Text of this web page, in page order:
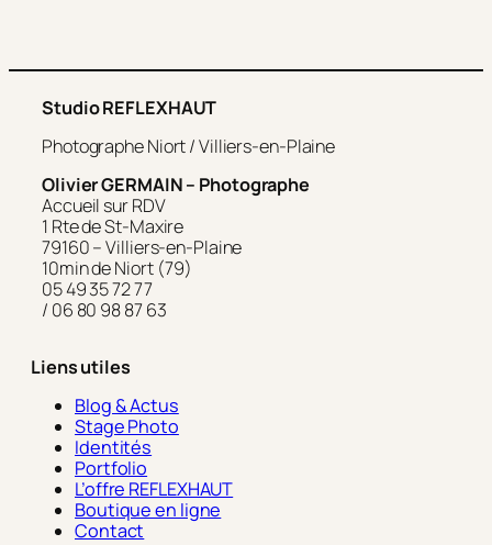
Studio REFLEXHAUT
Photographe Niort / Villiers-en-Plaine
Olivier GERMAIN – Photographe
Accueil sur RDV
1 Rte de St-Maxire
79160 – Villiers-en-Plaine
10min de Niort (79)
05 49 35 72 77
/ 06 80 98 87 63
Liens utiles
Blog & Actus
Stage Photo
Identités
Portfolio
L’offre REFLEXHAUT
Boutique en ligne
Contact